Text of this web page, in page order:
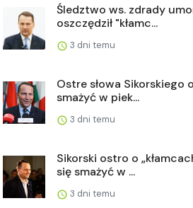
Śledztwo ws. zdrady
oszczędził "kłamc...
3 dni temu
Ostre słowa Sikorskiego
smażyć w piek...
3 dni temu
Sikorski ostro o
się smażyć w ...
3 dni temu